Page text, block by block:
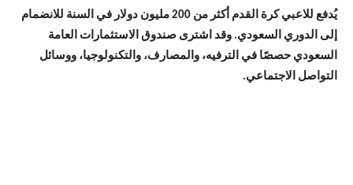
يُدفع للاعبي كرة القدم أكثر من 200 مليون دولار في السنة للانضمام
إلى الدوري السعودي. وقد اشترى صندوق الاستثمارات العامة
السعودي حصصًا في الترفيه، والمصارف، والتكنولوجيا، ووسائل
التواصل الاجتماعي.